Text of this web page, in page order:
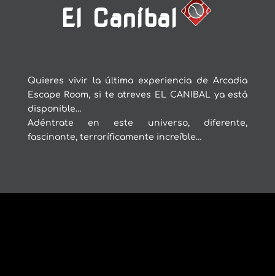
El Caníbal
Quieres vivir la última experiencia de Arcadia
Escape Room, si te atreves EL CANIBAL ya está
disponible…
Adéntrate en este universo, diferente,
fascinante, terroríficamente increíble…